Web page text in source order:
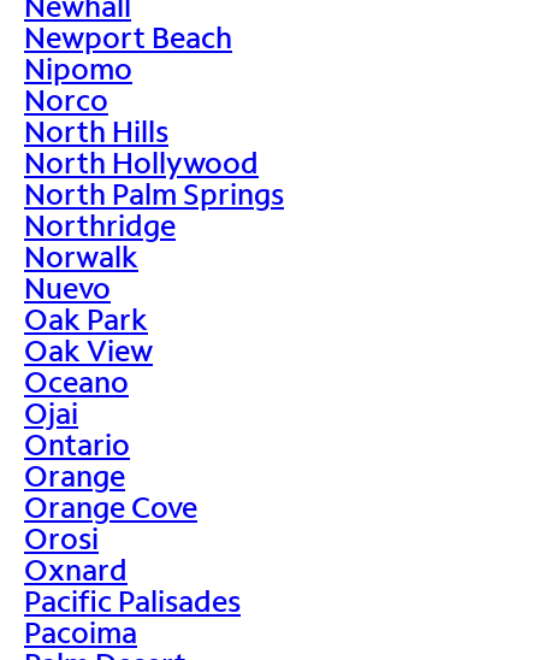
Newport Beach
Nipomo
Norco
North Hills
North Hollywood
North Palm Springs
Northridge
Norwalk
Nuevo
Oak Park
Oak View
Oceano
Ojai
Ontario
Orange
Orange Cove
Orosi
Oxnard
Pacific Palisades
Pacoima